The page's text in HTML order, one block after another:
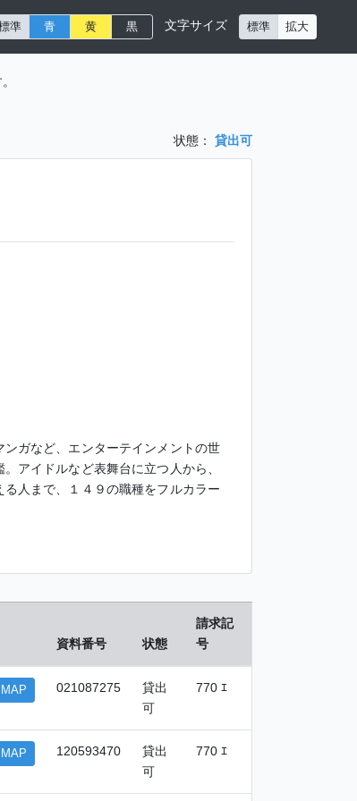
準 青 黄 黒 文字サイズ 標準 拡大
状態： 貸出可
ガなど、エンターテインメントの世
アイドルなど表舞台に立つ人から、
人まで、１４９の職種をフルカラー
資料番号 状態
請求記
号
MAP 021087275
貸出
可
770 ｴ
MAP 120593470
貸出
可
770 ｴ